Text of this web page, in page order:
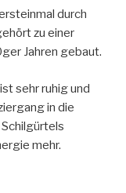
durch
zu einer
Jahren gebaut.
sehr ruhig und
in die
mehr.